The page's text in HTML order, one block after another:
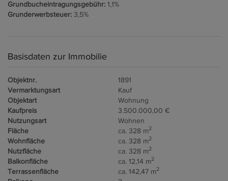
Grundbucheintragungsgebühr: 1,1%
Grunderwerbsteuer: 3,5%
Basisdaten zur Immobilie
Objektnr.
1891
Vermarktungsart
Kauf
Objektart
Wohnung
Kaufpreis
3.500.000,00 €
Nutzungsart
Wohnen
Fläche
ca. 328 m2
Wohnfläche ca. 328 m2
Nutzfläche ca. 328 m2
Balkonfläche ca. 12,14 m2
Terrassenfläche ca. 142,47 m2